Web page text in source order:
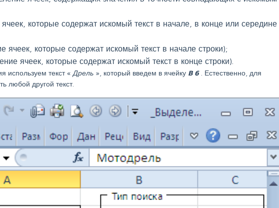
которые содержат искомый текст в начале, в конце или середине
ячеек, которые содержат искомый текст в начале строки);
ячеек, которые содержат искомый текст в конце строки).
используем текст « Дрель », который введем в ячейку B 6
. Естественно, для
любой другой текст.